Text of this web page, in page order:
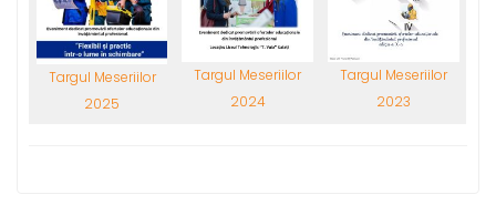
Targul Meseriilor
2025
Targul Meseriilor
2024
Targul Meseriilor
2023